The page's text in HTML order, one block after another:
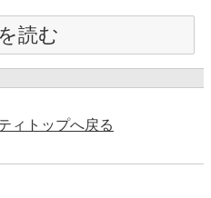
読む
ィトップへ戻る